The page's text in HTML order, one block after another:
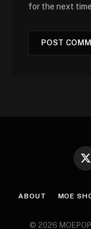
for the next
X
ABOUT MOE
© 2026